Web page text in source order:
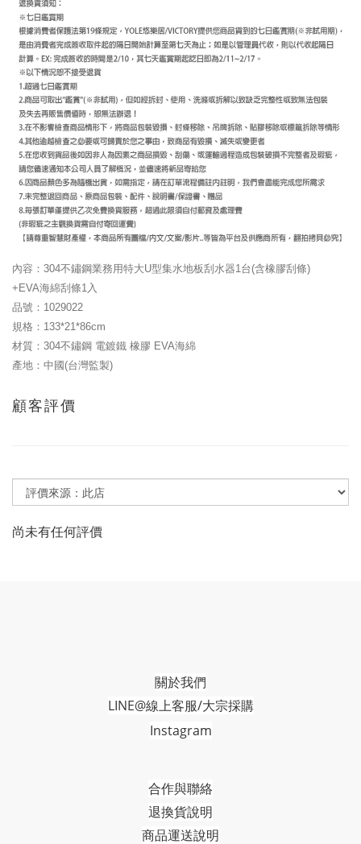
內容：304不鏽鋼業務用特大U型集水地板刮水器1台(含橡膠刮條)
+EVA海綿刮條1入
品號： 1029022
規格：133*21*86cm
材質：304不鏽鋼 電鍍鐵 橡膠 EVA海綿
產地：中國(台灣監製)
顧客評價
尚未有任何評價
關於我們
LINE@線上客服/大宗採購
Instagram
合作與聯絡
退換貨說明
商品運送說明